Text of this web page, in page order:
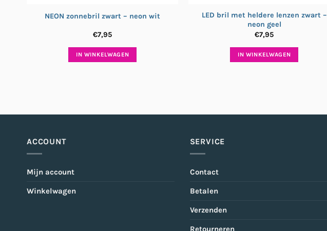
NEON zonnebril zwart – neon wit
€7,95
IN WINKELWAGEN
LED bril met heldere lenzen zwart –
neon geel
€7,95
IN WINKELWAGEN
ACCOUNT
Mijn account
Winkelwagen
SERVICE
Contact
Betalen
Verzenden